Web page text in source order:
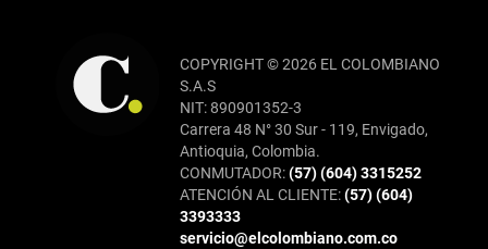
COPYRIGHT © 2026 EL COLOMBIANO
S.A.S
NIT: 890901352-3
Carrera 48 N° 30 Sur - 119, Envigado,
Antioquia, Colombia.
CONMUTADOR:(57) (604) 3315252
ATENCIÓN AL CLIENTE:(57) (604)
3393333
servicio@elcolombiano.com.co